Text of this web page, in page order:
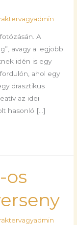
A
avagy a legjobb
idén is egy
ahol egy
drasztikus
az idei
hasonló […]
os